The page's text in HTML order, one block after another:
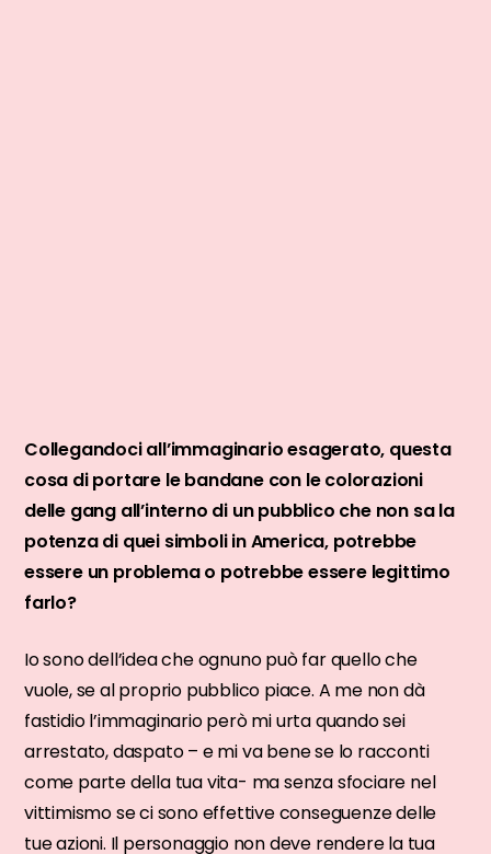
Collegandoci all’immaginario esagerato, questa
cosa di portare le bandane con le colorazioni
delle gang all’interno di un pubblico che non sa la
potenza di quei simboli in America, potrebbe
essere un problema o potrebbe essere legittimo
farlo?
Io sono dell’idea che ognuno può far quello che
vuole, se al proprio pubblico piace. A me non dà
fastidio l’immaginario però mi urta quando sei
arrestato, daspato – e mi va bene se lo racconti
come parte della tua vita- ma senza sfociare nel
vittimismo se ci sono effettive conseguenze delle
tue azioni. Il personaggio non deve rendere la tua